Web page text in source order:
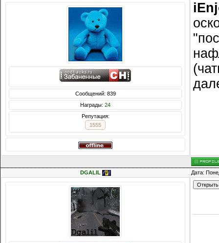
Сообщений: 839
Награды: 24
Репутация:
1555
DGALIL Дата: